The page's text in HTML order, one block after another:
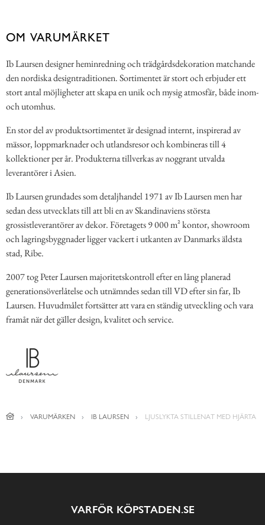
OM VARUMÄRKET
Ib Laursen designer heminredning och trädgårdsdekoration matchande
den nordiska designtraditionen. Sortimentet är stort och erbjuder ett
stort antal möjligheter att skapa en unik och mysig atmosfär, både inom-
och utomhus.
En stor del av produktsortimentet är designad internt, inspirerad av
mässor, loppmarknader och utlandsresor och kombineras till 4
kollektioner per år. Produkterna tillverkas av noggrant utvalda
leverantörer i Asien.
Ib Laursen grundades som detaljhandel 1971 av Ib Laursen men har
sedan dess utvecklats till att bli en av Skandinaviens största
grossistleverantörer av dekor. Företagets 9 000 m² kontor, showroom
och lagringsbyggnader ligger vackert i utkanten av Danmarks äldsta
stad, Ribe.
2007 tog Peter Laursen majoritetskontroll efter en lång planerad
generationsöverlåtelse och utnämndes sedan till VD efter sin far, Ib
Laursen. Huvudmålet fortsätter att vara en ständig utveckling och vara
framåt när det gäller design, kvalitet och service.
VARUMÄRKEN IB LAURSEN LJUSLYKTA STILLENAT MED HJÄRTA
VARFÖR KÖPSTADEN.SE